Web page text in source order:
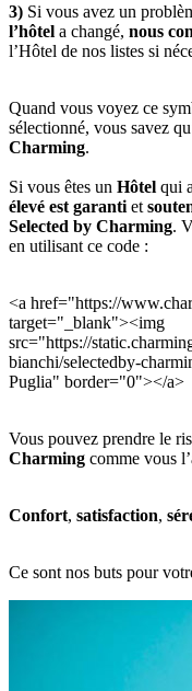
3) Si vous avez un
l’hôtel a changé, nous
l’Hôtel de nos listes si
Quand vous voyez ce
sélectionné, vous savez
Charming.
Si vous êtes un Hôtel qui
élevé est garanti et
Selected by Charming.
en utilisant ce code :
<a href="https://
target="_blank"><img
src="https://
bianchi/selectedby-
Puglia" border="0"></a>
Vous pouvez prendre le
Charming comme vous
Confort, satisfaction,
Ce sont nos buts pour